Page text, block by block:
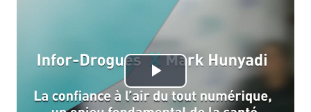
Play